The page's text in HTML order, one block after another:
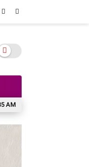
AM
Resmi Ditutup, Perkuat